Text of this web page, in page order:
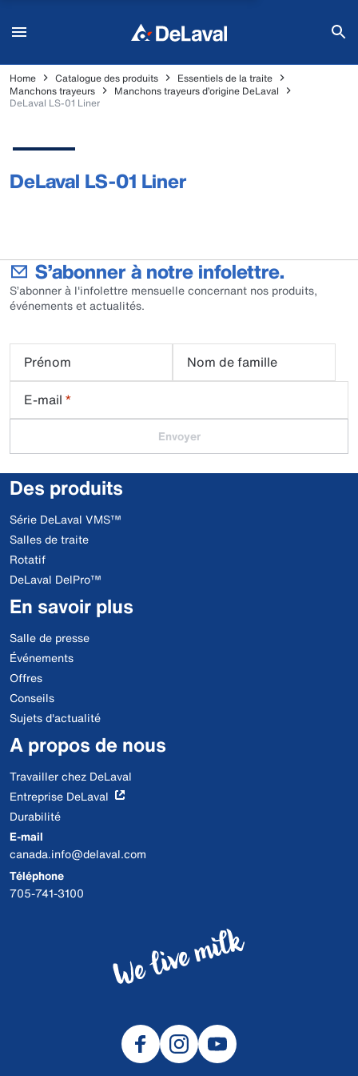
Home Catalogue des produits
Essentiels de la traite
Manchons trayeurs
Manchons trayeurs d’origine DeLaval
DeLaval LS-01 Liner
DeLaval LS-01 Liner
S’abonner à notre infolettre.
S’abonner à l'infolettre mensuelle concernant nos produits,
événements et actualités.
Prénom
Nom de famille
E-mail *
Envoyer
Des produits
Série DeLaval VMS™
Salles de traite
Rotatif
DeLaval DelPro™
En savoir plus
Salle de presse
Événements
Offres
Conseils
Sujets d'actualité
A propos de nous
Travailler chez DeLaval
Entreprise DeLaval
Durabilité
E-mail
canada.info@delaval.com
Téléphone
705-741-3100